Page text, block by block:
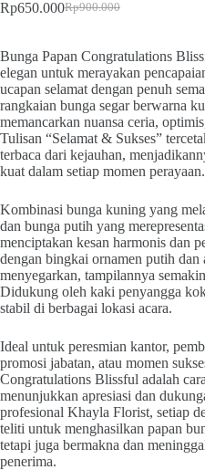
Rp900.000
Rp650.000
Bunga Papan Congratulations
elegan untuk merayakan
ucapan selamat dengan penuh
rangkaian bunga segar berwarna
memancarkan nuansa ceria,
Tulisan “Selamat & Sukses”
terbaca dari kejauhan,
kuat dalam setiap momen perayaan.
Kombinasi bunga kuning yang
dan bunga putih yang
menciptakan kesan harmonis dan
dengan bingkai ornamen putih dan
menyegarkan, tampilannya
Didukung oleh kaki penyangga
stabil di berbagai lokasi acara.
Ideal untuk peresmian kantor,
promosi jabatan, atau momen
Congratulations Blissful adalah
menunjukkan apresiasi dan
profesional Khayla Florist, setiap
teliti untuk menghasilkan papan
tetapi juga bermakna dan
penerima.